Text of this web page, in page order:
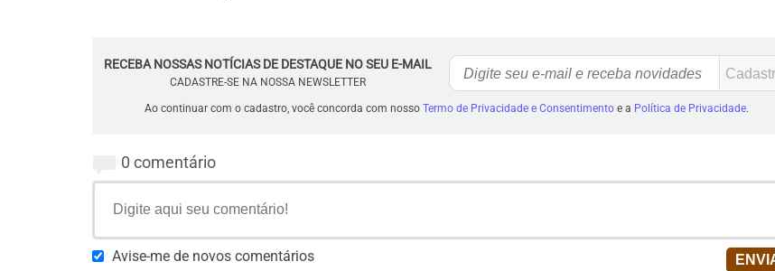
RECEBA NOSSAS NOTÍCIAS DE DESTAQUE NO SEU E-MAIL
CADASTRE-SE NA NOSSA NEWSLETTER
Ao continuar com o cadastro, você concorda com nosso Termo de Privacidade e Consentimentoe a Política de Privacidade.
0 comentário
Avise-me de novos comentários